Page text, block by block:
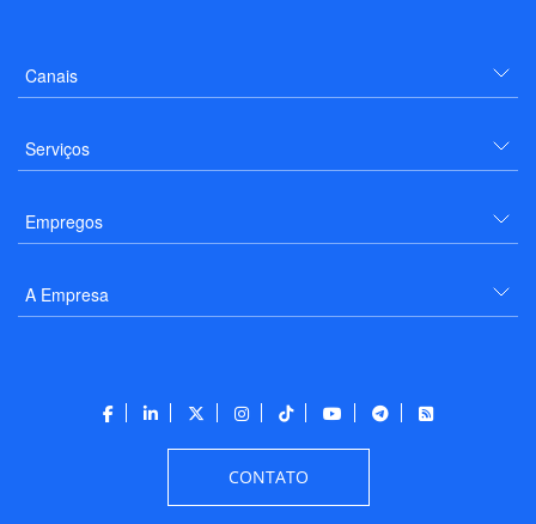
Canais
Serviços
Empregos
A Empresa
CONTATO